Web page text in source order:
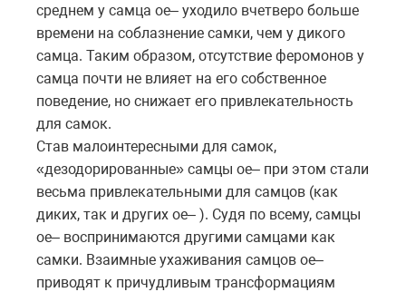
среднем у самца oe– уходило вчетверо больше
времени на соблазнение самки, чем у дикого
самца. Таким образом, отсутствие феромонов у
самца почти не влияет на его собственное
поведение, но снижает его привлекательность
для самок.
Став малоинтересными для самок,
«дезодорированные» самцы oe– при этом стали
весьма привлекательными для самцов (как
диких, так и других oe– ). Судя по всему, самцы
oe– воспринимаются другими самцами как
самки. Взаимные ухаживания самцов oe–
приводят к причудливым трансформациям